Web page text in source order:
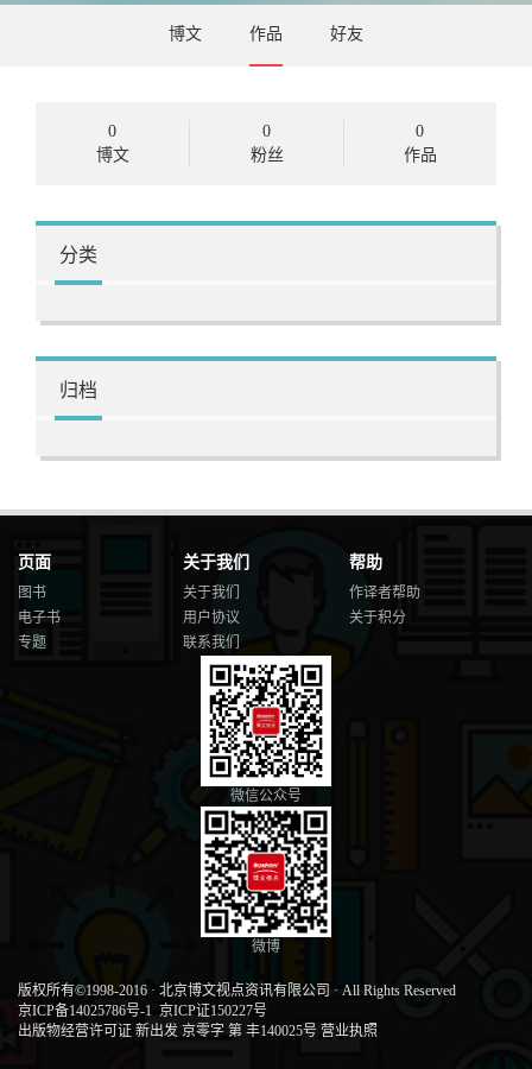
博文 作品 好友
0
博文
0
粉丝
0
作品
分类
归档
页面
图书
电子书
专题
关于我们
关于我们
用户协议
联系我们
帮助
作译者帮助
关于积分
微信公众号
微博
版权所有©1998-2016 · 北京博文视点资讯有限公司 · All Rights Reserved
京ICP备14025786号-1 京ICP证150227号
出版物经营许可证 新出发 京零字 第 丰140025号 营业执照